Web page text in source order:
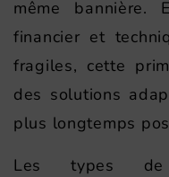
même bannière.
financier et
fragiles, cette
des solutions
plus longtemps
Les types